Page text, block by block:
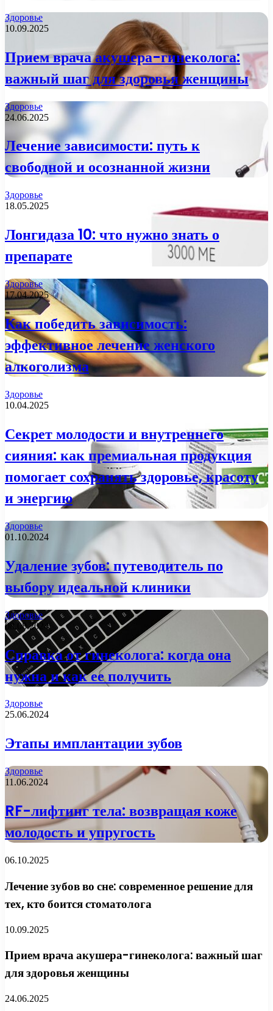
Здоровье
10.09.2025
Прием врача акушера-гинеколога:
важный шаг для здоровья женщины
Здоровье
24.06.2025
Лечение зависимости: путь к
свободной и осознанной жизни
Здоровье
18.05.2025
Лонгидаза 10: что нужно знать о
препарате
Здоровье
17.04.2025
Как победить зависимость:
эффективное лечение женского
алкоголизма
Здоровье
10.04.2025
Секрет молодости и внутреннего
сияния: как премиальная продукция
помогает сохранять здоровье, красоту
и энергию
Здоровье
01.10.2024
Удаление зубов: путеводитель по
выбору идеальной клиники
Здоровье
08.08.2024
Справка от гинеколога: когда она
нужна и как ее получить
Здоровье
25.06.2024
Этапы имплантации зубов
Здоровье
11.06.2024
RF-лифтинг тела: возвращая коже
молодость и упругость
06.10.2025
Лечение зубов во сне: современное решение для
тех, кто боится стоматолога
10.09.2025
Прием врача акушера-гинеколога: важный шаг
для здоровья женщины
24.06.2025